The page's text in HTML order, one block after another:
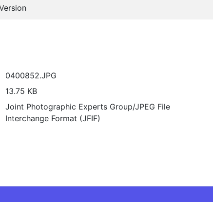
0400852.JPG
13.75 KB
Joint Photographic Experts Group/JPEG File
Interchange Format (JFIF)